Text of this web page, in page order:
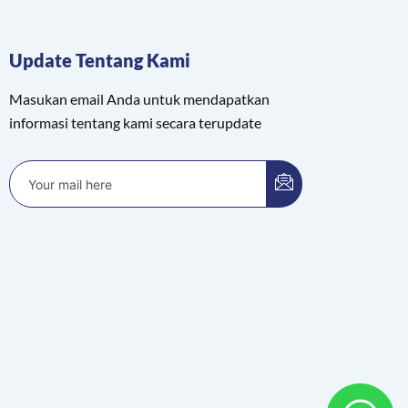
Update Tentang Kami
Masukan email Anda untuk mendapatkan
informasi tentang kami secara terupdate